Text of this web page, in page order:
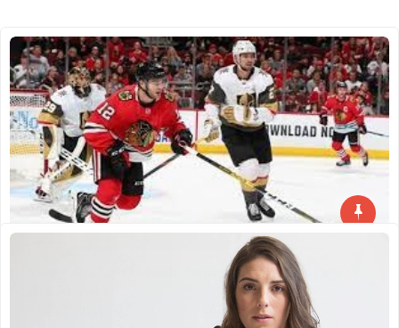
Mengulas Lebih Jauh Tentang Tim Chicago
AUGUST 27, 2022 0